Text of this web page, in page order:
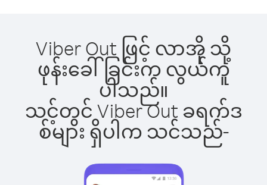
Viber Out ဖြင့် လာအို သို့
ဖုန်းခေါ်ခြင်းက လွယ်ကူ
ပါသည်။
သင့်တွင် Viber Out ခရက်ဒ
စ်များ ရှိပါက သင်သည်-